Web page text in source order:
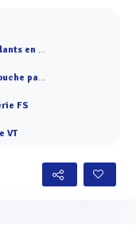
en poudre
anneaux
FS
VT